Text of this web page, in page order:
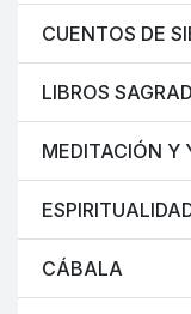
CUENTOS DE
LIBROS
MEDITACIÓN Y
CÁBALA